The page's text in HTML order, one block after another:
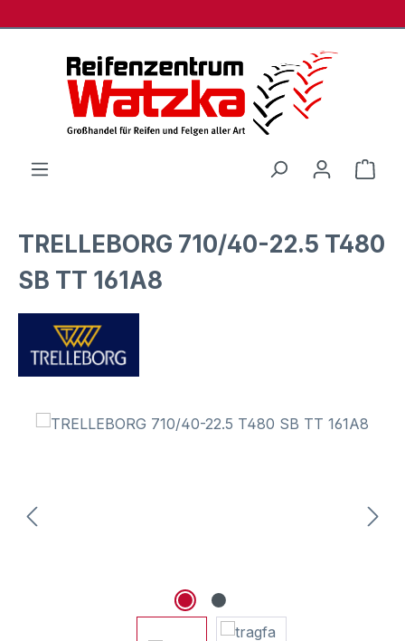
TRELLEBORG 710/40-22.5 T480
SB TT 161A8
Bildergalerie überspringen